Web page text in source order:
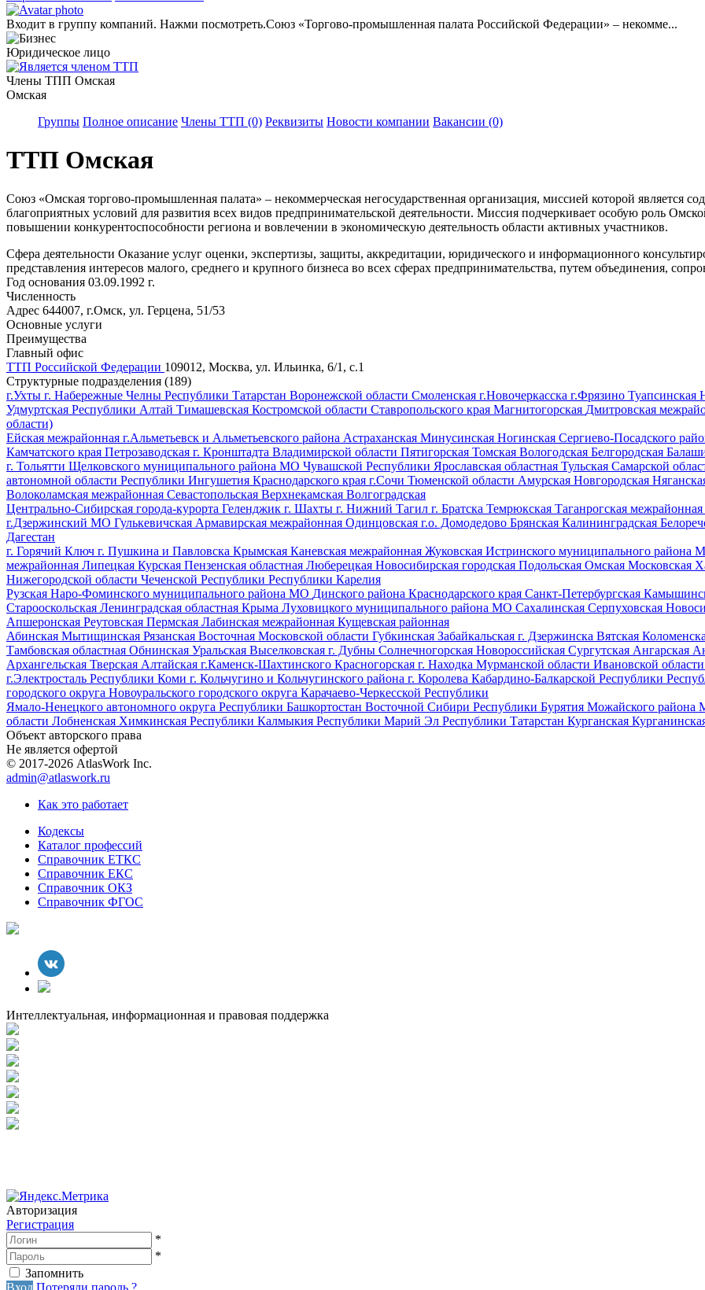
Входит в группу компаний. Нажми посмотреть.Союз «Торгово-промышленная палата Российской Федерации» – некомме...
Юридическое лицо
Члены ТПП Омская
Омская
Группы Полное описание Члены ТТП (0) Реквизиты Новости компании Вакансии (0)
ТТП Омская
Союз «Омская торгово-промышленная палата» – некоммерческая негосударственная организация, миссией которой является
благоприятных условий для развития всех видов предпринимательской деятельности. Миссия подчеркивает особую роль
повышении конкурентоспособности региона и вовлечении в экономическую деятельность области активных участников.
Сфера деятельности Оказание услуг оценки, экспертизы, защиты, аккредитации, юридического и информационного
представления интересов малого, среднего и крупного бизнеса во всех сферах предпринимательства, путем объединения,
Год основания 03.09.1992 г.
Численность
Адрес 644007, г.Омск, ул. Герцена, 51/53
Основные услуги
Преимущества
Главный офис
ТТП Российской Федерации 109012, Москва, ул. Ильинка, 6/1, c.1
Структурные подразделения (189)
г.Ухты г. Набережные Челны Республики Татарстан Воронежской области Смоленская г.Новочеркасска г.Фрязино Туапсинская
Удмуртская Республики Алтай Тимашевская Костромской области Ставропольского края Магнитогорская Дмитровская
области)
Ейская межрайонная г.Альметьевск и Альметьевского района Астраханская Минусинская Ногинская Сергиево-Посадского
Камчатского края Петрозаводская г. Кронштадта Владимирской области Пятигорская Томская Вологодская Белгородская
г. Тольятти Щелковского муниципального района МО Чувашской Республики Ярославская областная Тульская Самарской
автономной области Республики Ингушетия Краснодарского края г.Сочи Тюменской области Амурская Новгородская
Волоколамская межрайонная Севастопольская Верхнекамская Волгоградская
Центрально-Сибирская города-курорта Геленджик г. Шахты г. Нижний Тагил г. Братска Темрюкская Таганрогская межрайонная
г.Дзержинский МО Гулькевичская Армавирская межрайонная Одинцовская г.о. Домодедово Брянская Калининградская
Дагестан
г. Горячий Ключ г. Пушкина и Павловска Крымская Каневская межрайонная Жуковская Истринского муниципального района
межрайонная Липецкая Курская Пензенская областная Люберецкая Новосибирская городская Подольская Омская Московская
Нижегородской области Чеченской Республики Республики Карелия
Рузская Наро-Фоминского муниципального района МО Динского района Краснодарского края Санкт-Петербургская
Старооскольская Ленинградская областная Крыма Луховицкого муниципального района МО Сахалинская Серпуховская
Апшеронская Реутовская Пермская Лабинская межрайонная Кущевская районная
Абинская Мытищинская Рязанская Восточная Московской области Губкинская Забайкальская г. Дзержинска Вятская
Тамбовская областная Обнинская Уральская Выселковская г. Дубны Солнечногорская Новороссийская Сургутская Ангарская
Архангельская Тверская Алтайская г.Каменск-Шахтинского Красногорская г. Находка Мурманской области Ивановской области
г.Электросталь Республики Коми г. Кольчугино и Кольчугинского района г. Королева Кабардино-Балкарской Республики
городского округа Новоуральского городского округа Карачаево-Черкесской Республики
Ямало-Ненецкого автономного округа Республики Башкортостан Восточной Сибири Республики Бурятия Можайского района
области Лобненская Химкинская Республики Калмыкия Республики Марий Эл Республики Татарстан Курганская
Объект авторского права
Не является офертой
© 2017-2026 AtlasWork Inc.
admin@atlaswork.ru
Как это работает
Кодексы
Каталог профессий
Справочник ЕТКС
Справочник ЕКС
Справочник ОКЗ
Справочник ФГОС
Интеллектуальная, информационная и правовая поддержка
Авторизация
Регистрация
*
*
Запомнить
Потеряли пароль ?